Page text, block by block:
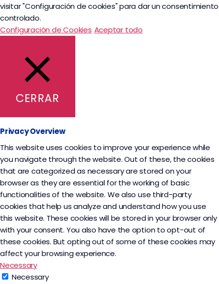
visitar "Configuración de cookies" para dar un consentimiento
controlado.
Configuración de Cookies Aceptar todo
CERRAR
Privacy Overview
This website uses cookies to improve your experience while
you navigate through the website. Out of these, the cookies
that are categorized as necessary are stored on your
browser as they are essential for the working of basic
functionalities of the website. We also use third-party
cookies that help us analyze and understand how you use
this website. These cookies will be stored in your browser only
with your consent. You also have the option to opt-out of
these cookies. But opting out of some of these cookies may
affect your browsing experience.
Necessary
Necessary